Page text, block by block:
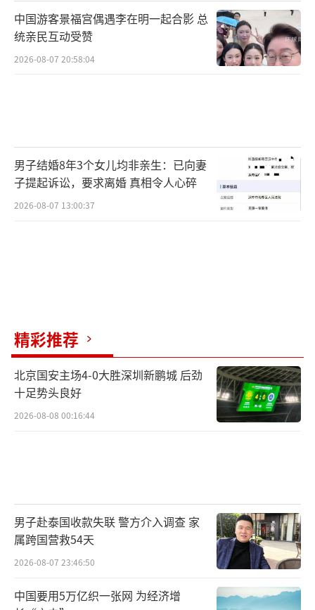
中国游客景福宫偶遇李在明一起合影 总
统亲民互动受赞
2026-08-07 20:58:04
男子结婚8年3个女儿均非亲生：已向妻
子提起诉讼，要求离婚 真相令人心碎
2026-08-07 13:00:37
精彩推荐
北京国安主场4-0大胜深圳新鹏城 后劲
十足势头良好
2026-08-08 00:16:44
男子赴泰国收款失联 警方介入调查 家
属跨国营救54天
2026-08-07 23:46:50
中国要用5万亿织一张网 为经济增